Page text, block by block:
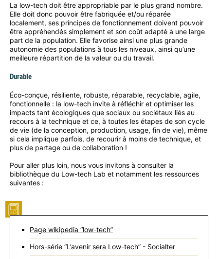
La low-tech doit être appropriable par le plus grand nombre.
Elle doit donc pouvoir être fabriquée et/ou réparée
localement, ses principes de fonctionnement doivent pouvoir
être appréhendés simplement et son coût adapté à une large
part de la population. Elle favorise ainsi une plus grande
autonomie des populations à tous les niveaux, ainsi qu’une
meilleure répartition de la valeur ou du travail.
Durable
Éco-conçue, résiliente, robuste, réparable, recyclable, agile,
fonctionnelle : la low-tech invite à réfléchir et optimiser les
impacts tant écologiques que sociaux ou sociétaux liés au
recours à la technique et ce, à toutes les étapes de son cycle
de vie (de la conception, production, usage, fin de vie), même
si cela implique parfois, de recourir à moins de technique, et
plus de partage ou de collaboration !
Pour aller plus loin, nous vous invitons à consulter la
bibliothèque du Low-tech Lab et notamment les ressources
suivantes :
Page wikipedia “low-tech”
Hors-série “L’avenir sera Low-tech” - Socialter